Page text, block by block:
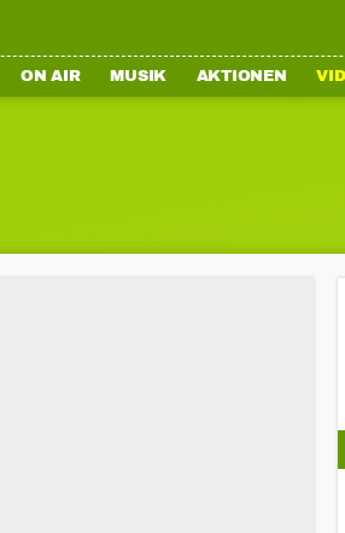
ON AIR MUSIK AKTIONEN